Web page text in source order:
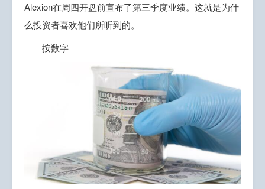
Alexion在周四开盘前宣布了第三季度业绩。这就是为什
么投资者喜欢他们所听到的。
按数字